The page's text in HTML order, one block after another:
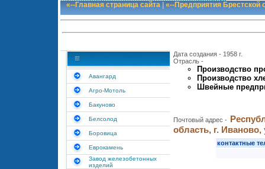
«--Главная страница сайта|«--Предприятия Брестской
Авангард
Агро-Мотоль
Бакуново
Белсолод
Боровица
Еврокамень
Завод железобетонных
изделий
Дата создания - 1958 г.
Отрасль -
Производство
Производство
Швейные
Почтовый адрес -
область, г.
контактные